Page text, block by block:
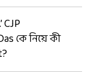
কে নিয়ে কী